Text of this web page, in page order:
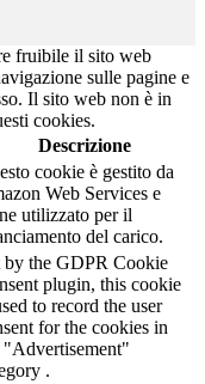
fruibile il sito web
sulle pagine e
Il sito web non è in
cookies.
Descrizione
cookie è gestito da
Web Services e
utilizzato per il
del carico.
by the GDPR Cookie
plugin, this cookie
to record the user
for the cookies in
"Advertisement"
.